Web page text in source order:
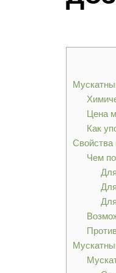
Цена
Как
Свойства
Чем